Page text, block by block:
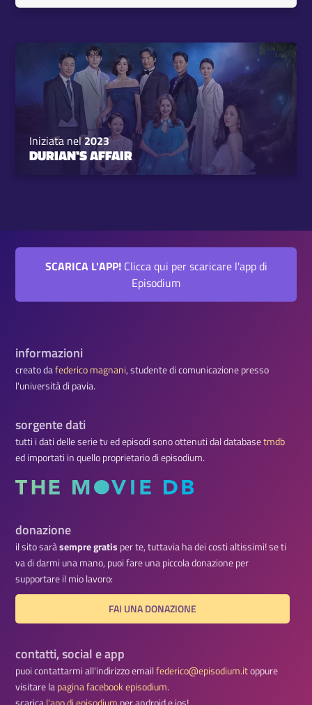
Iniziata nel2023
DURIAN'S AFFAIR
SCARICA L'APP!Clicca qui per scaricare l'app di
Episodium
informazioni
creato dafederico magnani, studente di comunicazione presso
l'università di pavia.
sorgente dati
tutti i dati delle serie tv ed episodi sono ottenuti dal databasetmdb
ed importati in quello proprietario di episodium.
donazione
il sito saràsempre gratis per te, tuttavia ha dei costi altissimi! se ti
va di darmi una mano, puoi fare una piccola donazione per
supportare il mio lavoro:
FAI UNA DONAZIONE
contatti, social e app
puoi contattarmi all'indirizzo emailfederico@episodium.itoppure
visitare lapagina facebook episodium.